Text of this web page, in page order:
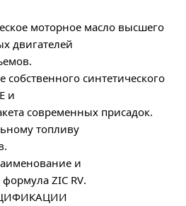
моторное масло высшего
двигателей
собственного синтетического
и
современных присадок.
топливу
и
ZIC RV.